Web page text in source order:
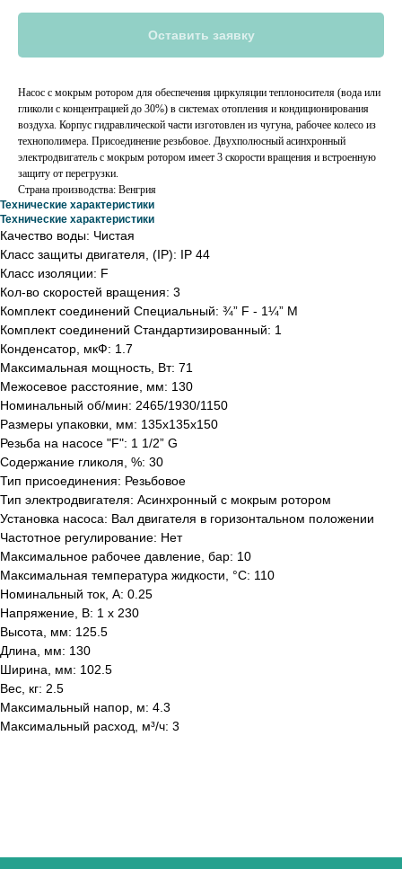
Оставить заявку
Насос с мокрым ротором для обеспечения циркуляции теплоносителя (вода или
гликоли с концентрацией до 30%) в системах отопления и кондиционирования
воздуха. Корпус гидравлической части изготовлен из чугуна, рабочее колесо из
технополимера. Присоединение резьбовое. Двухполюсный асинхронный
электродвигатель с мокрым ротором имеет 3 скорости вращения и встроенную
защиту от перегрузки.
Страна производствa: Венгрия
Технические характеристики
Технические характеристики
Качество воды: Чистая
Класс защиты двигателя, (IP): IP 44
Класс изоляции: F
Кол-во скоростей вращения: 3
Комплект соединений Специальный: ¾” F - 1¼” M
Комплект соединений Стандартизированный: 1
Конденсатор, мкФ: 1.7
Максимальная мощность, Вт: 71
Межосевое расстояние, мм: 130
Номинальный об/мин: 2465/1930/1150
Размеры упаковки, мм: 135x135x150
Резьба на насосе "F": 1 1/2” G
Содержание гликоля, %: 30
Тип присоединения: Резьбовое
Тип электродвигателя: Асинхронный с мокрым ротором
Установка насоса: Вал двигателя в горизонтальном положении
Частотное регулирование: Нет
Максимальное рабочее давление, бар: 10
Максимальная температура жидкости, °С: 110
Номинальный ток, А: 0.25
Напряжение, В: 1 x 230
Высота, мм: 125.5
Длина, мм: 130
Ширина, мм: 102.5
Вес, кг: 2.5
Максимальный напор, м: 4.3
Максимальный расход, м³/ч: 3